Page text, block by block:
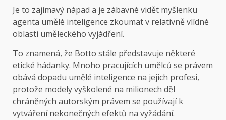
Je to zajímavý nápad a je zábavné vidět myšlenku
agenta umělé inteligence zkoumat v relativně vlídné
oblasti uměleckého vyjádření.
To znamená, že Botto stále představuje některé
etické hádanky. Mnoho pracujících umělců se právem
obává dopadu umělé inteligence na jejich profesi,
protože modely vyškolené na milionech děl
chráněných autorským právem se používají k
vytváření nekonečných efektů na vyžádání.